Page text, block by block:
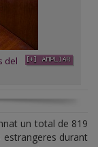
del
un total de 819
durant